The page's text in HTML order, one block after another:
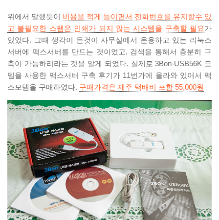
위에서 말했듯이 비용을 적게 들이면서 전화번호를 유지할수 있
고 불필요한 스팸은 인쇄가 되지 않는 시스템을 구축할 필요가
있었다. 그때 생각이 든것이 사무실에서 운용하고 있는 리눅스
서버에 팩스서버를 만드는 것이었고, 검색을 통해서 충분히 구
축이 가능하리라는 것을 알게 되었다. 실제로 3Bon-USB56K 모
뎀을 사용한 팩스서버 구축 후기가 11번가에 올라와 있어서 팩
스모뎀을 구매하였다. 구매가격은 제주 택배비 포함 55,000원